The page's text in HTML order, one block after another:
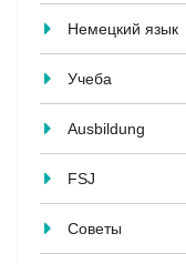
Немецкий язык
Учеба
Ausbildung
FSJ
Советы